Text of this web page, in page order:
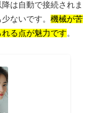
は自動で接続されま
ないです。 機械が苦
る点が魅力です。